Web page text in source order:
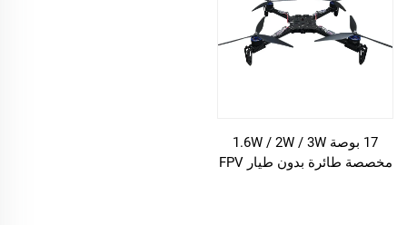
17 بوصة 1.6W / 2W / 3W
مخصصة طائرة بدون طيار FPV